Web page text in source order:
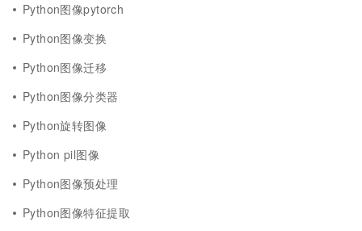
Python图像pytorch
Python图像变换
Python图像迁移
Python图像分类器
Python旋转图像
Python pil图像
Python图像预处理
Python图像特征提取